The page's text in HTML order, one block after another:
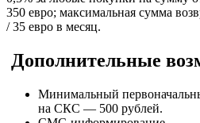
350 евро; максимальная сумма
/ 35 евро в месяц.
Дополнительные
Минимальный
на СКС — 500 рублей.